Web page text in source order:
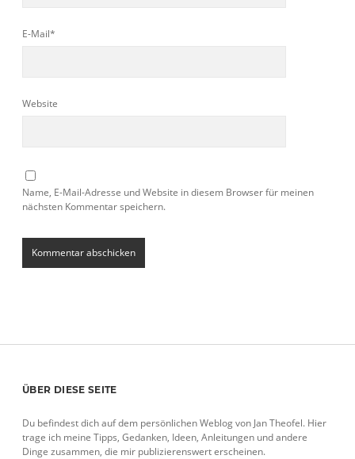
E-Mail*
Website
Name, E-Mail-Adresse und Website in diesem Browser für meinen
nächsten Kommentar speichern.
Sidebar
ÜBER DIESE SEITE
Du befindest dich auf dem persönlichen Weblog von Jan Theofel. Hier
trage ich meine Tipps, Gedanken, Ideen, Anleitungen und andere
Dinge zusammen, die mir publizierenswert erscheinen.